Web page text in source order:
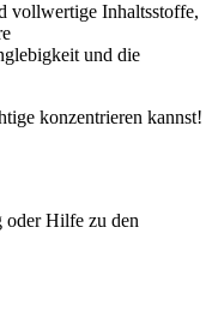
9,0%
1,58%
vollwertige Inhaltsstoffe,
und die
konzentrieren kannst!
oder Hilfe zu den